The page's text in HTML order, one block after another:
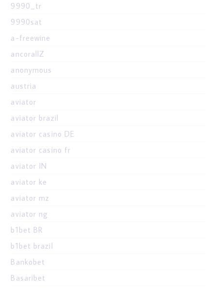
9990_tr
9990sat
a-freewine
ancorallZ
anonymous
austria
aviator
aviator brazil
aviator casino DE
aviator casino fr
aviator IN
aviator ke
aviator mz
aviator ng
b1bet BR
b1bet brazil
Bankobet
Basaribet